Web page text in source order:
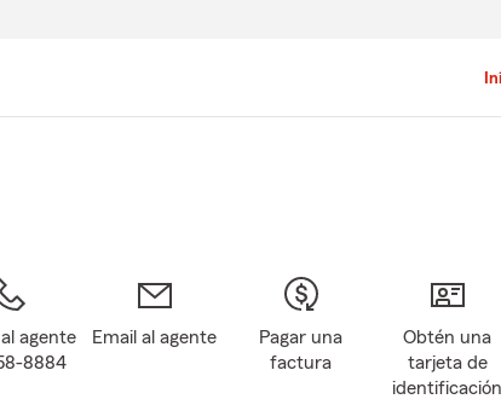
agente
8884
Email al agente
Pagar una
factura
Obtén una
tarjeta de
identificación